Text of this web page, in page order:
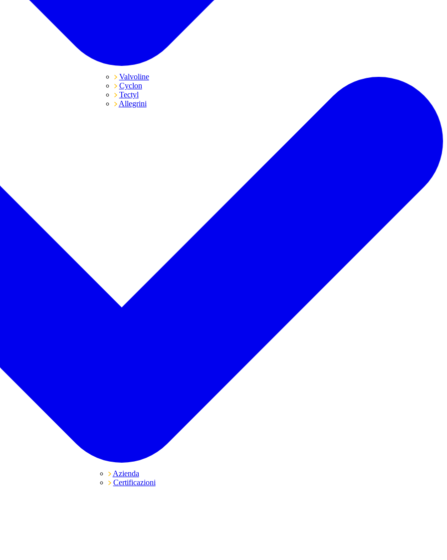
Valvoline
Cyclon
Tectyl
Allegrini
Azienda
Certificazioni